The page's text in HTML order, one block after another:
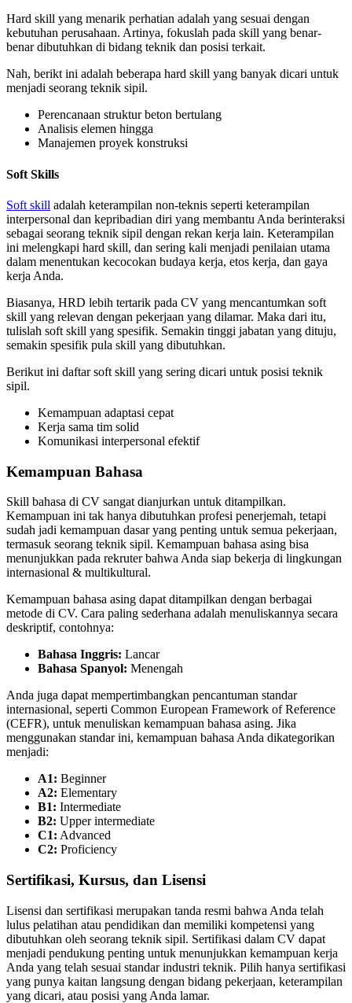
Hard skill yang menarik perhatian adalah yang sesuai dengan
kebutuhan perusahaan. Artinya, fokuslah pada skill yang benar-
benar dibutuhkan di bidang teknik dan posisi terkait.
Nah, berikt ini adalah beberapa hard skill yang banyak dicari untuk
menjadi seorang teknik sipil.
Perencanaan struktur beton bertulang
Analisis elemen hingga
Manajemen proyek konstruksi
Soft Skills
Soft skill adalah keterampilan non-teknis seperti keterampilan
interpersonal dan kepribadian diri yang membantu Anda berinteraksi
sebagai seorang teknik sipil dengan rekan kerja lain. Keterampilan
ini melengkapi hard skill, dan sering kali menjadi penilaian utama
dalam menentukan kecocokan budaya kerja, etos kerja, dan gaya
kerja Anda.
Biasanya, HRD lebih tertarik pada CV yang mencantumkan soft
skill yang relevan dengan pekerjaan yang dilamar. Maka dari itu,
tulislah soft skill yang spesifik. Semakin tinggi jabatan yang dituju,
semakin spesifik pula skill yang dibutuhkan.
Berikut ini daftar soft skill yang sering dicari untuk posisi teknik
sipil.
Kemampuan adaptasi cepat
Kerja sama tim solid
Komunikasi interpersonal efektif
Kemampuan Bahasa
Skill bahasa di CV sangat dianjurkan untuk ditampilkan.
Kemampuan ini tak hanya dibutuhkan profesi penerjemah, tetapi
sudah jadi kemampuan dasar yang penting untuk semua pekerjaan,
termasuk seorang teknik sipil. Kemampuan bahasa asing bisa
menunjukkan pada rekruter bahwa Anda siap bekerja di lingkungan
internasional & multikultural.
Kemampuan bahasa asing dapat ditampilkan dengan berbagai
metode di CV. Cara paling sederhana adalah menuliskannya secara
deskriptif, contohnya:
Bahasa Inggris: Lancar
Bahasa Spanyol: Menengah
Anda juga dapat mempertimbangkan pencantuman standar
internasional, seperti Common European Framework of Reference
(CEFR), untuk menuliskan kemampuan bahasa asing. Jika
menggunakan standar ini, kemampuan bahasa Anda dikategorikan
menjadi:
A1: Beginner
A2: Elementary
B1: Intermediate
B2: Upper intermediate
C1: Advanced
C2: Proficiency
Sertifikasi, Kursus, dan Lisensi
Lisensi dan sertifikasi merupakan tanda resmi bahwa Anda telah
lulus pelatihan atau pendidikan dan memiliki kompetensi yang
dibutuhkan oleh seorang teknik sipil. Sertifikasi dalam CV dapat
menjadi pendukung penting untuk menunjukkan kemampuan kerja
Anda yang telah sesuai standar industri teknik. Pilih hanya sertifikasi
yang punya kaitan langsung dengan bidang pekerjaan, keterampilan
yang dicari, atau posisi yang Anda lamar.